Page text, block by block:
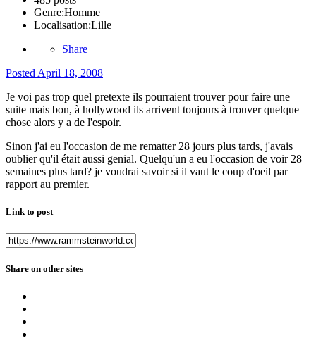
Genre:Homme
Localisation:Lille
Share
Posted April 18, 2008
Je voi pas trop quel pretexte ils pourraient trouver pour faire une
suite mais bon, à hollywood ils arrivent toujours à trouver quelque
chose alors y a de l'espoir.
Sinon j'ai eu l'occasion de me rematter 28 jours plus tards, j'avais
oublier qu'il était aussi genial. Quelqu'un a eu l'occasion de voir 28
semaines plus tard? je voudrai savoir si il vaut le coup d'oeil par
rapport au premier.
Link to post
Share on other sites